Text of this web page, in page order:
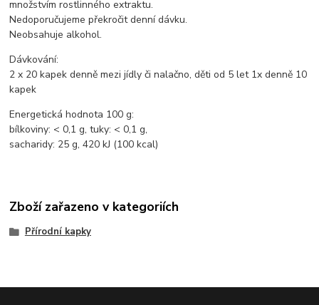
množstvím rostlinného extraktu.
Nedoporučujeme překročit denní dávku.
Neobsahuje alkohol.
Dávkování:
2 x 20 kapek denně mezi jídly či nalačno, děti od 5 let 1x denně 10
kapek
Energetická hodnota 100 g:
bílkoviny: < 0,1 g, tuky: < 0,1 g,
sacharidy: 25 g, 420 kJ (100 kcal)
Zboží zařazeno v kategoriích
Přírodní kapky